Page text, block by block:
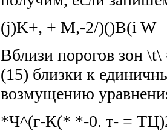
(j)K+, + M,-2/)()B(i W
Вблизи порогов зон
(15) близки к
возмущению
*Ч^(г-К(* *-0. т- =